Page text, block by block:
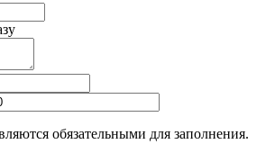
обязательными для заполнения.